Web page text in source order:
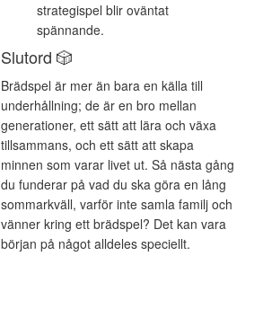
strategispel blir oväntat
spännande.
Slutord 🎲
Brädspel är mer än bara en källa till
underhållning; de är en bro mellan
generationer, ett sätt att lära och växa
tillsammans, och ett sätt att skapa
minnen som varar livet ut. Så nästa gång
du funderar på vad du ska göra en lång
sommarkväll, varför inte samla familj och
vänner kring ett brädspel? Det kan vara
början på något alldeles speciellt.